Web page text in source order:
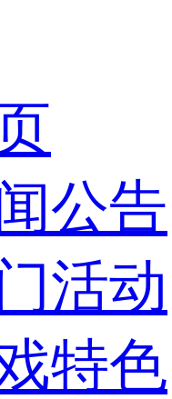
公告
活动
特色